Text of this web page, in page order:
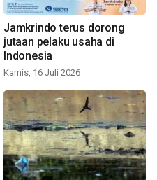
Jamkrindo terus dorong
jutaan pelaku usaha di
Indonesia
Kamis, 16 Juli 2026